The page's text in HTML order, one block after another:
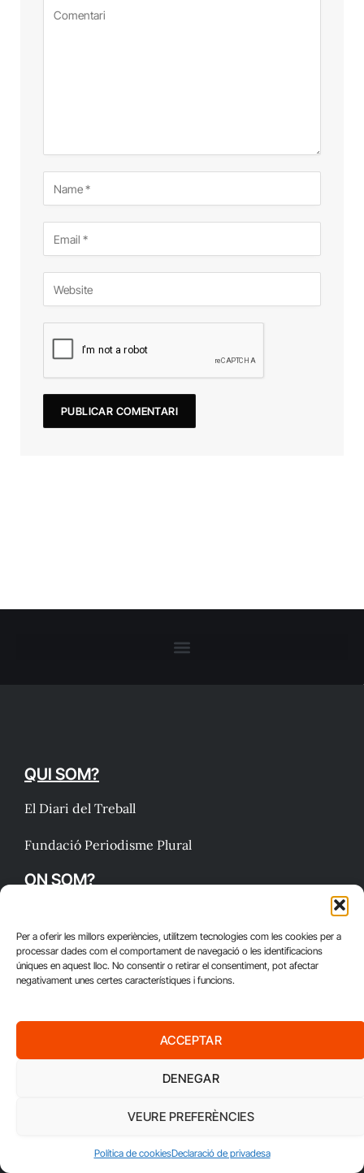
Per a oferir les millors experiències, utilitzem tecnologies com les cookies per a
processar dades com el comportament de navegació o les identificacions
úniques en aquest lloc. No consentir o retirar el consentiment, pot afectar
negativament unes certes característiques i funcions.
ACCEPTAR
DENEGAR
VEURE PREFERÈNCIES
Política de cookiesDeclaració de privadesa
QUI SOM?
El Diari del Treball
Fundació Periodisme Plural
ON SOM?
08010, Barcelona
CONTACTA'NS
redaccio@diaritreball.cat
Telèfon: